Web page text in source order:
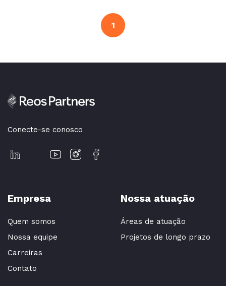
1
Conecte-se conosco
Empresa
Quem somos
Nossa equipe
Carreiras
Contato
Nossa atuação
Áreas de atuação
Projetos de longo prazo